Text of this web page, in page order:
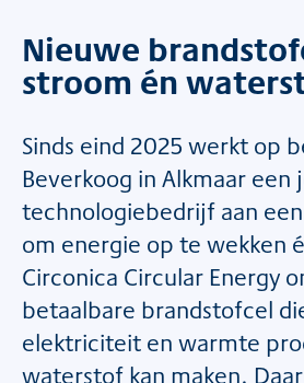
Nieuwe
stroom én
Sinds eind 2025 werkt op
Beverkoog in Alkmaar een
technologiebedrijf aan
om energie op te wekken
Circonica Circular Energy
betaalbare brandstofcel
elektriciteit en warmte
waterstof kan maken.